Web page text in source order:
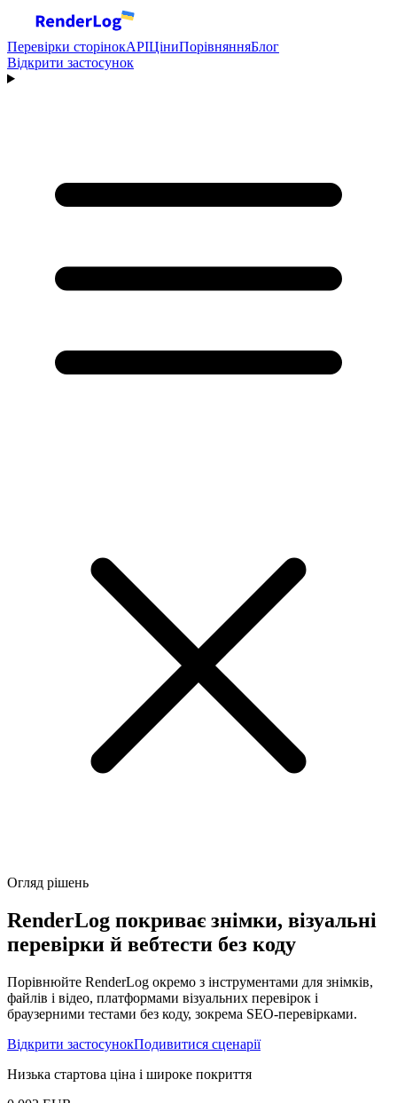
Перевірки сторінокAPIЦіниПорівнянняБлог
Відкрити застосунок
Огляд рішень
RenderLog покриває знімки, візуальні
перевірки й вебтести без коду
Порівнюйте RenderLog окремо з інструментами для знімків,
файлів і відео, платформами візуальних перевірок і
браузерними тестами без коду, зокрема SEO-перевірками.
Відкрити застосунокПодивитися сценарії
Низька стартова ціна і широке покриття